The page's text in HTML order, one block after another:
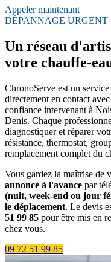
Appeler maintenant
DÉPANNAGE URGENT
Un réseau
votre chauffe-
ChronoServe est un service
directement en contact
confiance intervenant à
Denis. Chaque
diagnostiquer et réparer
résistance, thermostat,
remplacement complet du
Vous gardez la maîtrise de
annoncé à l'avance par
(nuit, week-end ou jour
le déplacement. Le devis
51 99 85 pour être mis en
chez vous.
09 72 51 99 85